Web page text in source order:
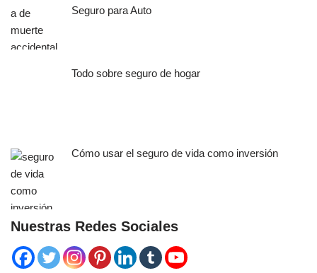
Seguro para Auto
Todo sobre seguro de hogar
Cómo usar el seguro de vida como inversión
Nuestras Redes Sociales